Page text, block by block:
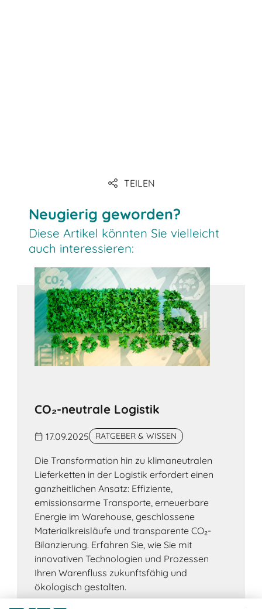
TEILEN
Neugierig geworden?
Diese Artikel könnten Sie vielleicht
auch interessieren:
CO₂-neutrale Logistik
17.09.2025 RATGEBER & WISSEN
Die Transformation hin zu klimaneutralen
Lieferketten in der Logistik erfordert einen
ganzheitlichen Ansatz: Effiziente,
emissionsarme Transporte, erneuerbare
Energie im Warehouse, geschlossene
Materialkreisläufe und transparente CO₂-
Bilanzierung. Erfahren Sie, wie Sie mit
innovativen Technologien und Prozessen
Ihren Warenfluss zukunftsfähig und
ökologisch gestalten.